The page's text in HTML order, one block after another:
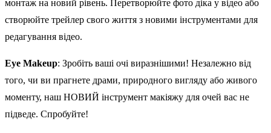
монтаж на новий рівень. Перетворюйте фото діка у відео або
створюйте трейлер свого життя з новими інструментами для
редагування відео.
Eye Makeup: Зробіть ваші очі виразнішими! Незалежно від
того, чи ви прагнете драми, природного вигляду або живого
моменту, наш НОВИЙ інструмент макіяжу для очей вас не
підведе. Спробуйте!